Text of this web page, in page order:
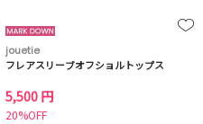
jouetie
フレアスリーブオフショルトップス
5,500 円
20%OFF